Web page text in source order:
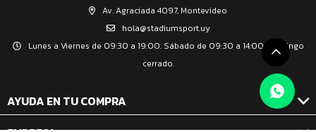
Av. Agraciada 4097, Montevideo
hola@stadiumsport.uy
Lunes a Viernes de 09:30 a 19:00. Sábado de 09:30 a 14:00. Domingo
cerrado.
AYUDA EN TU COMPRA